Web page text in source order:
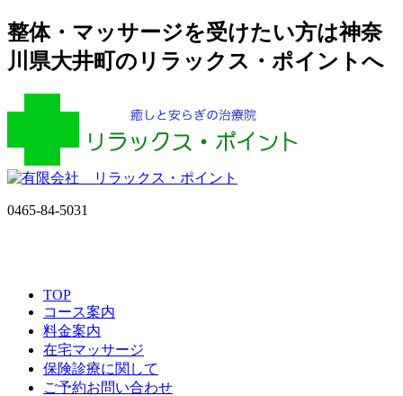
整体・マッサージを受けたい方は神奈
川県大井町のリラックス・ポイントへ
0465-84-5031
TOP
コース案内
料金案内
在宅マッサージ
保険診療に関して
ご予約お問い合わせ